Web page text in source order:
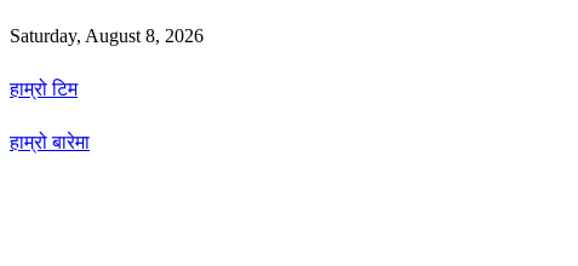
Saturday, August 8, 2026
हाम्रो टिम
हाम्रो बारेमा